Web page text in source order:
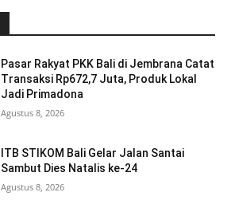
Pasar Rakyat PKK Bali di Jembrana Catat
Transaksi Rp672,7 Juta, Produk Lokal
Jadi Primadona
Agustus 8, 2026
ITB STIKOM Bali Gelar Jalan Santai
Sambut Dies Natalis ke-24
Agustus 8, 2026